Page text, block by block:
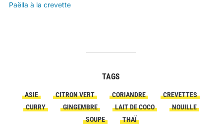
Paëlla à la crevette
TAGS
ASIE CITRON VERT CORIANDRE
CREVETTES
CURRY
GINGEMBRE LAIT DE COCO
NOUILLE
SOUPE
THAÏ